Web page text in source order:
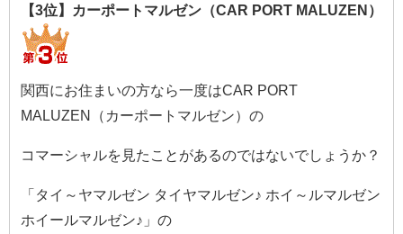
【3位】カーポートマルゼン（CAR PORT MALUZEN）
関西にお住まいの方なら一度はCAR PORT
MALUZEN（カーポートマルゼン）の
コマーシャルを見たことがあるのではないでしょうか？
「タイ～ヤマルゼン タイヤマルゼン♪ ホイ～ルマルゼン
ホイールマルゼン♪」の